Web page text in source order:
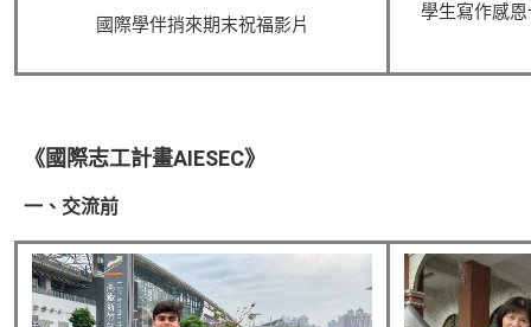
國際學伴捎來期末祝福影片
學生寫作感
《國際志工計畫AIESEC》
一、交流前